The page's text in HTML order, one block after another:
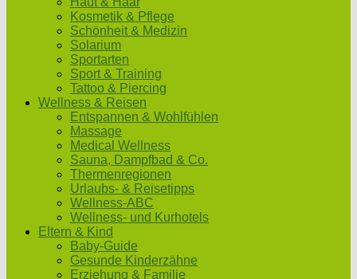
Kosmetik & Pflege
Schönheit & Medizin
Solarium
Sportarten
Sport & Training
Tattoo & Piercing
Wellness & Reisen
Entspannen & Wohlfühlen
Massage
Medical Wellness
Sauna, Dampfbad & Co.
Thermenregionen
Urlaubs- & Reisetipps
Wellness-ABC
Wellness- und Kurhotels
Eltern & Kind
Baby-Guide
Gesunde Kinderzähne
Erziehung & Familie